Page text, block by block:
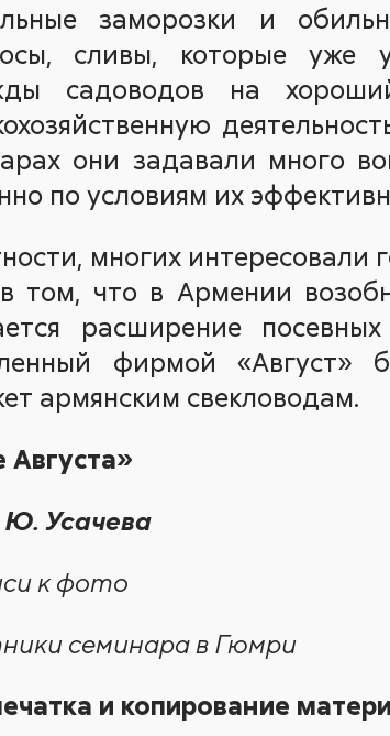
заморозки и
сливы, которые уже
садоводов на
они задавали много
по условиям их
многих
том, что в Армении
расширение
фирмой «Август»
армянским свекловодам.
Августа»
Усачева
к фото
семинара в Гюмри
и копирование